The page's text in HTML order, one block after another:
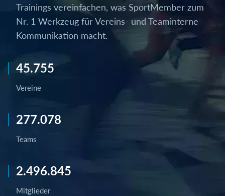
Trainings vereinfachen, was SportMember zum
Nr. 1 Werkzeug für Vereins- und Teaminterne
Kommunikation macht.
45.755
Vereine
277.078
Teams
2.496.845
Mitglieder